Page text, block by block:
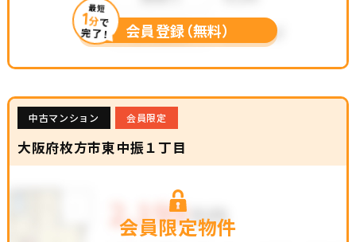
最短
1分で
完了！ 会員登録（無料）
中古マンション 会員限定
大阪府枚方市東中振１丁目
会員限定物件